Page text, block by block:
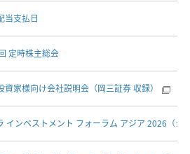
当支払日
定時株主総会
資家様向け会社説明会（岡三証券 収録）
インベストメント フォーラム アジア 2026（シ